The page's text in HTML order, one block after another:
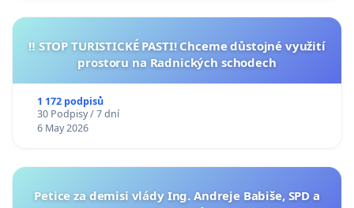
‼️ STOP TURISTICKÉ PASTI! Chceme důstojné využití
prostoru na Radnických schodech
1 172 podpisů
30 Podpisy / 7 dní
6 May 2026
Petice za demisi vlády Ing. Andreje Babiše, SPD a